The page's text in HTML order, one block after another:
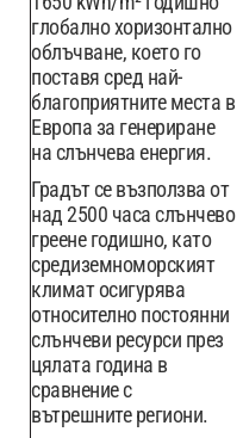
глобално хоризонтално
облъчване, което го
поставя сред най-
благоприятните места в
Европа за генериране
на слънчева енергия.
Градът се възползва от
над 2500 часа слънчево
греене годишно, като
средиземноморският
климат осигурява
относително постоянни
слънчеви ресурси през
цялата година в
сравнение с
вътрешните региони.